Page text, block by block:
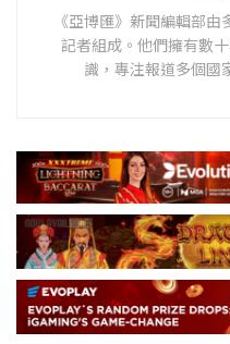
《亞博匯》新聞編輯部
記者組成。他們擁有數
識，專注報道多個國